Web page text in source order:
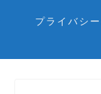
プライバシ